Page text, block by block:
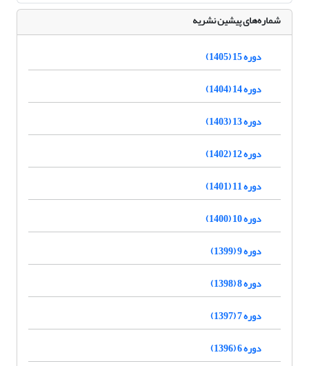
شماره‌های پیشین نشریه
دوره 15 (1405)
دوره 14 (1404)
دوره 13 (1403)
دوره 12 (1402)
دوره 11 (1401)
دوره 10 (1400)
دوره 9 (1399)
دوره 8 (1398)
دوره 7 (1397)
دوره 6 (1396)